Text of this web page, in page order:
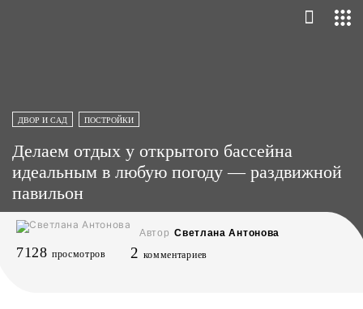
ДВОР И САД ПОСТРОЙКИ
Делаем отдых у открытого бассейна
идеальным в любую погоду — раздвижной
павильон
Автор Светлана Антонова
7128 просмотров 2 комментариев